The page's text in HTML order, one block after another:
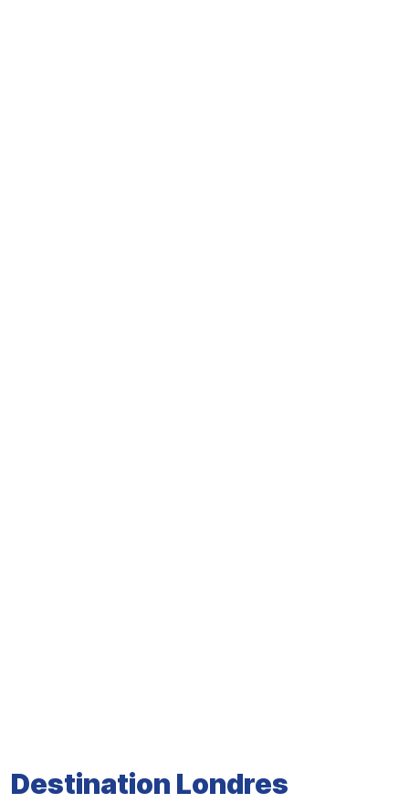
Destination Londres